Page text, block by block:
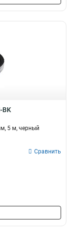
BK
5 м, черный
Сравнить